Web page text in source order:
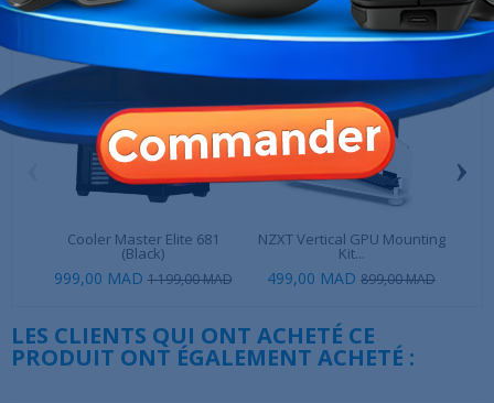
Cooler Master Elite 681
(Black)
999,00 MAD 1 199,00 MAD
NZXT Vertical GPU Mounting
Kit...
499,00 MAD 899,00 MAD
›
LES CLIENTS QUI ONT ACHETÉ CE
PRODUIT ONT ÉGALEMENT ACHETÉ :